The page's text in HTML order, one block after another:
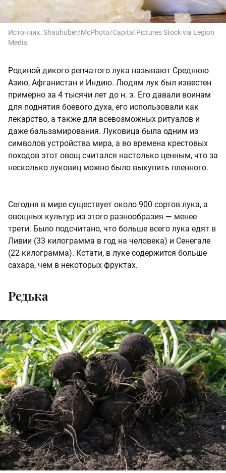
Источник:Shauhuber/McPhoto/Capital Pictures Stock via Legion
Media
Родиной дикого репчатого лука называют Среднюю
Азию, Афганистан и Индию. Людям лук был известен
примерно за 4 тысячи лет до н. э. Его давали воинам
для поднятия боевого духа, его использовали как
лекарство, а также для всевозможных ритуалов и
даже бальзамирования. Луковица была одним из
символов устройства мира, а во времена крестовых
походов этот овощ считался настолько ценным, что за
несколько луковиц можно было выкупить пленного.
Сегодня в мире существует около 900 сортов лука, а
овощных культур из этого разнообразия — менее
трети. Было подсчитано, что больше всего лука едят в
Ливии (33 килограмма в год на человека) и Сенегале
(22 килограмма). Кстати, в луке содержится больше
сахара, чем в некоторых фруктах.
Редька